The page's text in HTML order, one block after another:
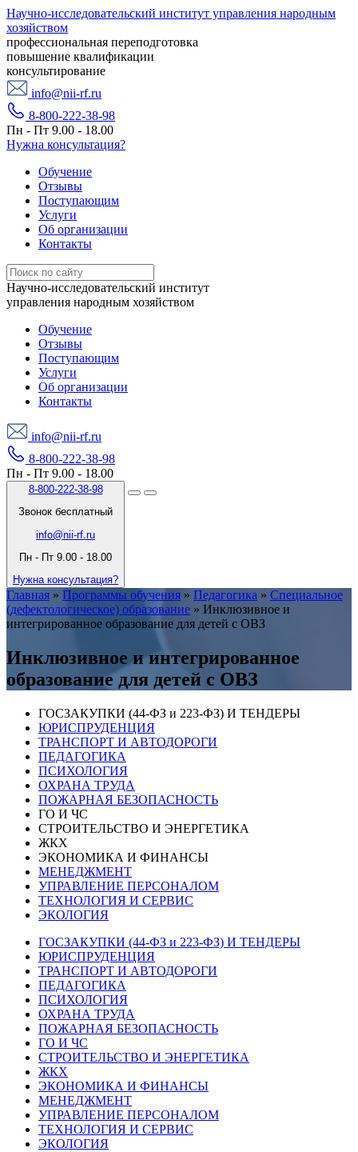
Научно-исследовательский институт управления народным
хозяйством
профессиональная переподготовка
повышение квалификации
консультирование
info@nii-rf.ru
8-800-222-38-98
Пн - Пт 9.00 - 18.00
Нужна консультация?
Обучение
Отзывы
Поступающим
Услуги
Об организации
Контакты
Научно-исследовательский институт
управления народным хозяйством
Обучение
Отзывы
Поступающим
Услуги
Об организации
Контакты
info@nii-rf.ru
8-800-222-38-98
Пн - Пт 9.00 - 18.00
8-800-222-38-98
Звонок бесплатный
info@nii-rf.ru
Пн - Пт 9.00 - 18.00
Нужна консультация?
Главная » Программы обучения » Педагогика » Специальное
(дефектологическое) образование » Инклюзивное и
интегрированное образование для детей с ОВЗ
Инклюзивное и интегрированное
образование для детей с ОВЗ
ГОСЗАКУПКИ (44-ФЗ и 223-ФЗ) И ТЕНДЕРЫ
ЮРИСПРУДЕНЦИЯ
ТРАНСПОРТ И АВТОДОРОГИ
ПЕДАГОГИКА
ПСИХОЛОГИЯ
ОХРАНА ТРУДА
ПОЖАРНАЯ БЕЗОПАСНОСТЬ
ГО И ЧС
СТРОИТЕЛЬСТВО И ЭНЕРГЕТИКА
ЖКХ
ЭКОНОМИКА И ФИНАНСЫ
МЕНЕДЖМЕНТ
УПРАВЛЕНИЕ ПЕРСОНАЛОМ
ТЕХНОЛОГИЯ И СЕРВИС
ЭКОЛОГИЯ
ГОСЗАКУПКИ (44-ФЗ и 223-ФЗ) И ТЕНДЕРЫ
ЮРИСПРУДЕНЦИЯ
ТРАНСПОРТ И АВТОДОРОГИ
ПЕДАГОГИКА
ПСИХОЛОГИЯ
ОХРАНА ТРУДА
ПОЖАРНАЯ БЕЗОПАСНОСТЬ
ГО И ЧС
СТРОИТЕЛЬСТВО И ЭНЕРГЕТИКА
ЖКХ
ЭКОНОМИКА И ФИНАНСЫ
МЕНЕДЖМЕНТ
УПРАВЛЕНИЕ ПЕРСОНАЛОМ
ТЕХНОЛОГИЯ И СЕРВИС
ЭКОЛОГИЯ